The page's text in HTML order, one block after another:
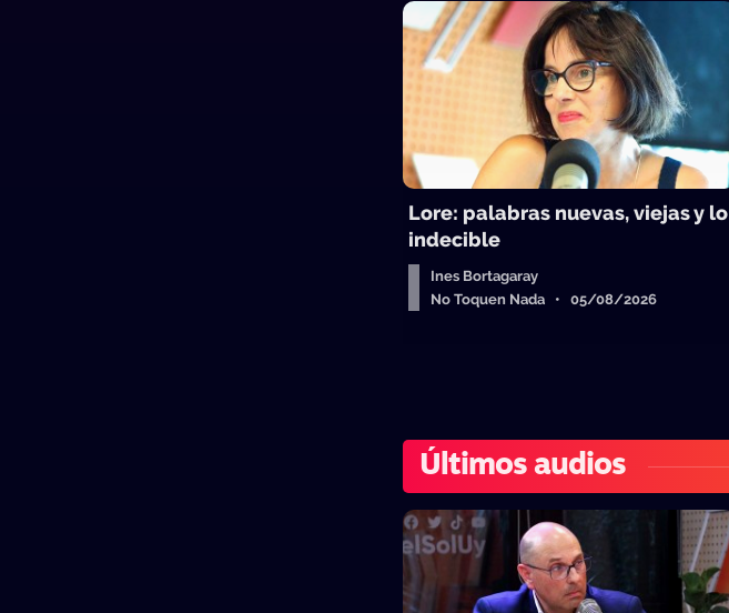
Lore: palabras nuevas, viejas y lo
indecible
Ines Bortagaray
No Toquen Nada • 05/08/2026
Últimos audios